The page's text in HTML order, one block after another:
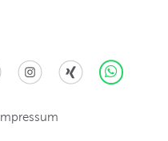
Impressum